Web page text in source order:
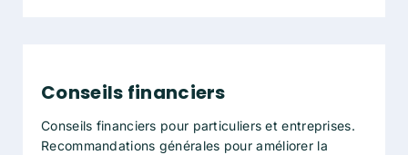
Conseils financiers
Conseils financiers pour particuliers et entreprises.
Recommandations générales pour améliorer la